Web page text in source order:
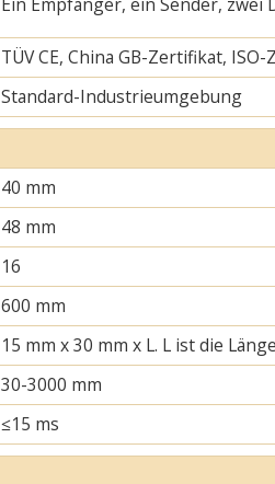
TÜV CE, China GB-Zertifikat, ISO-
Standard-Industrieumgebung
40 mm
48 mm
16
600 mm
15 mm x 30 mm x L. L ist die
30-3000 mm
≤15 ms